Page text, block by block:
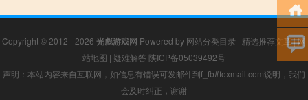
Copyright © 2012 - 2026 光彪游戏网 Powered by 网站分类目录 | 精选推荐文章|网
站地图 | 疑难解答 陕ICP备05039492号
声明：本站内容来自互联网，如信息有错误可发邮件到f_fb#foxmail.com说明，我们
会及时纠正，谢谢